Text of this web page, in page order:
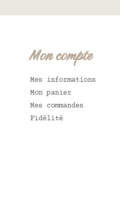
Mon compte
Mes informations
Mon panier
Mes commandes
Fidélité